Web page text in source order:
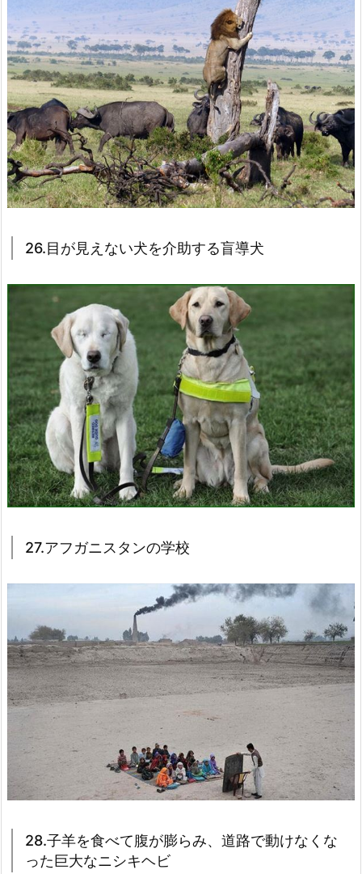
26.目が見えない犬を介助する盲導犬
27.アフガニスタンの学校
28.子羊を食べて腹が膨らみ、道路で動けなくな
った巨大なニシキヘビ